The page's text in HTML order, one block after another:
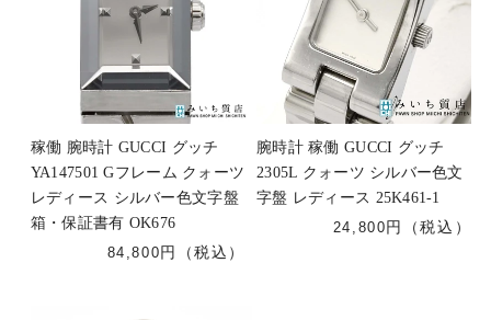
稼働 腕時計 GUCCI グッチ
YA147501 Gフレーム クォーツ
レディース シルバー色文字盤
箱・保証書有 OK676
84,800
腕時計 稼働 GUCCI グッチ
2305L クォーツ シルバー色文
字盤 レディース 25K461-1
24,800